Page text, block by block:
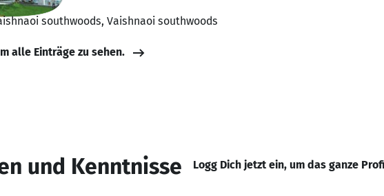
southwoods, Vaishnaoi southwoods
alle Einträge zu sehen.
und Kenntnisse Logg Dich jetzt ein, um das ganze